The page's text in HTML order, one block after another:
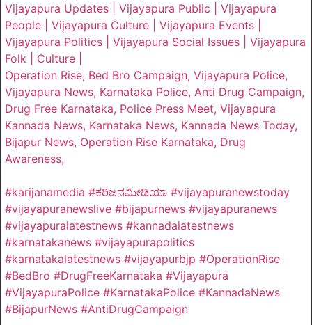
Vijayapura Updates | Vijayapura Public | Vijayapura
People | Vijayapura Culture | Vijayapura Events |
Vijayapura Politics | Vijayapura Social Issues | Vijayapura
Folk | Culture |
Operation Rise, Bed Bro Campaign, Vijayapura Police,
Vijayapura News, Karnataka Police, Anti Drug Campaign,
Drug Free Karnataka, Police Press Meet, Vijayapura
Kannada News, Karnataka News, Kannada News Today,
Bijapur News, Operation Rise Karnataka, Drug
Awareness,
#karijanamedia #ಕರಿಜನಮೀಡಿಯಾ #vijayapuranewstoday
#vijayapuranewslive #bijapurnews #vijayapuranews
#vijayapuralatestnews #kannadalatestnews
#karnatakanews #vijayapurapolitics
#karnatakalatestnews #vijayapurbjp #OperationRise
#BedBro #DrugFreeKarnataka #Vijayapura
#VijayapuraPolice #KarnatakaPolice #KannadaNews
#BijapurNews #AntiDrugCampaign